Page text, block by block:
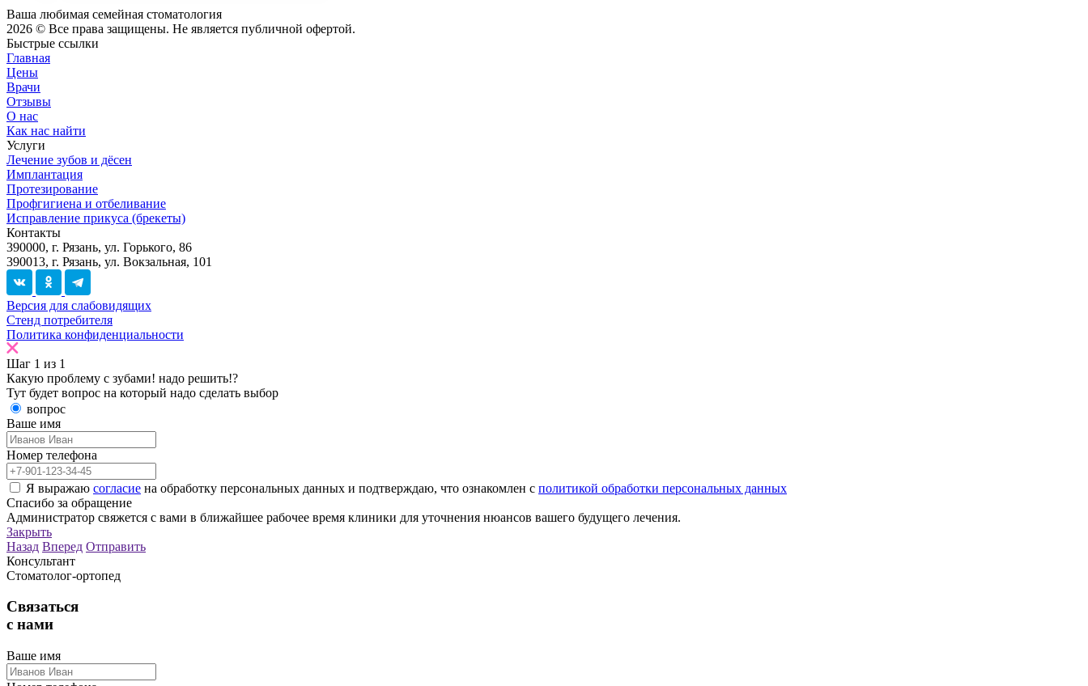
Ваша любимая семейная стоматология
2026 © Все права защищены. Не является публичной офертой.
Быстрые ссылки
Главная
Цены
Врачи
Отзывы
О нас
Как нас найти
Услуги
Лечение зубов и дёсен
Имплантация
Протезирование
Профгигиена и отбеливание
Исправление прикуса (брекеты)
Контакты
390000, г. Рязань, ул. Горького, 86
390013, г. Рязань, ул. Вокзальная, 101
Версия для слабовидящих
Стенд потребителя
Политика конфиденциальности
Шаг 1 из 1
Какую проблему с зубами! надо решить!?
Тут будет вопрос на который надо сделать выбор
вопрос
Ваше имя
Номер телефона
Я выражаю согласие на обработку персональных данных и подтверждаю, что ознакомлен с политикой обработки персональных данных
Спасибо за обращение
Администратор свяжется с вами в ближайшее рабочее время клиники для уточнения нюансов вашего будущего лечения.
Закрыть
Назад Вперед Отправить
Консультант
Стоматолог-ортопед
Связаться
с нами
Ваше имя